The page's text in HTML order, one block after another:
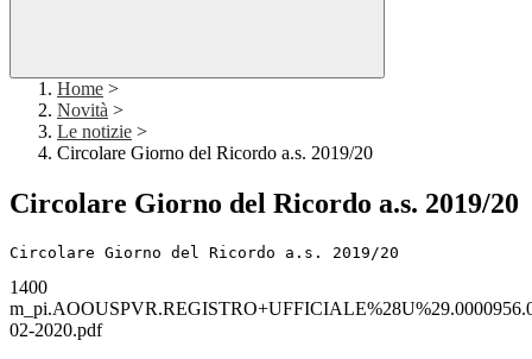
Home >
Novità >
Le notizie >
Circolare Giorno del Ricordo a.s. 2019/20
Circolare Giorno del Ricordo a.s. 2019/20
Circolare Giorno del Ricordo a.s. 2019/20
1400
02-2020.pdf